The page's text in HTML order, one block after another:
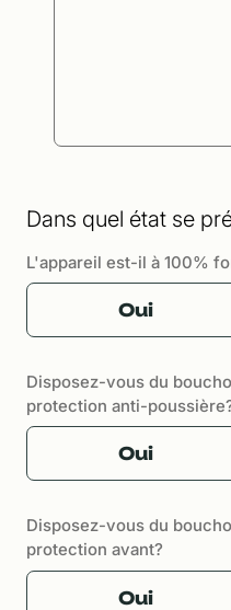
Dans quel état se
L'appareil est-il à 100%
Oui
Disposez-vous du
protection anti-
Oui
Disposez-vous du
protection avant?
Oui